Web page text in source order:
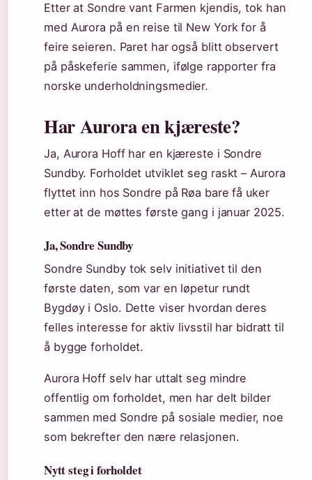
Etter at Sondre vant Farmen kjendis, tok han
med Aurora på en reise til New York for å
feire seieren. Paret har også blitt observert
på påskeferie sammen, ifølge rapporter fra
norske underholdningsmedier.
Har Aurora en kjæreste?
Ja, Aurora Hoff har en kjæreste i Sondre
Sundby. Forholdet utviklet seg raskt – Aurora
flyttet inn hos Sondre på Røa bare få uker
etter at de møttes første gang i januar 2025.
Ja, Sondre Sundby
Sondre Sundby tok selv initiativet til den
første daten, som var en løpetur rundt
Bygdøy i Oslo. Dette viser hvordan deres
felles interesse for aktiv livsstil har bidratt til
å bygge forholdet.
Aurora Hoff selv har uttalt seg mindre
offentlig om forholdet, men har delt bilder
sammen med Sondre på sosiale medier, noe
som bekrefter den nære relasjonen.
Nytt steg i forholdet